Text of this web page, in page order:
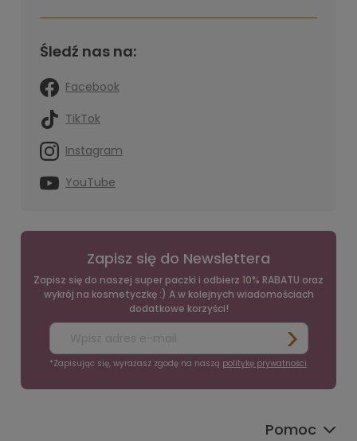
Śledź nas na:
Facebook
TikTok
Instagram
YouTube
Zapisz się do Newslettera
Zapisz się do naszej super paczki i odbierz 10% RABATU oraz
wykrój na kosmetyczkę :) A w kolejnych wiadomościach
dodatkowe korzyści!
*Zapisując się, wyrażasz zgodę na naszą politykę prywatności.
Pomoc